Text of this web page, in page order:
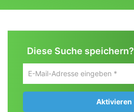
Diese Suche speichern?
Um
die
aktuelle
Aktivieren